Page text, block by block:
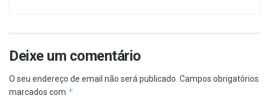
Deixe um comentário
O seu endereço de email não será publicado. Campos obrigatórios
marcados com *